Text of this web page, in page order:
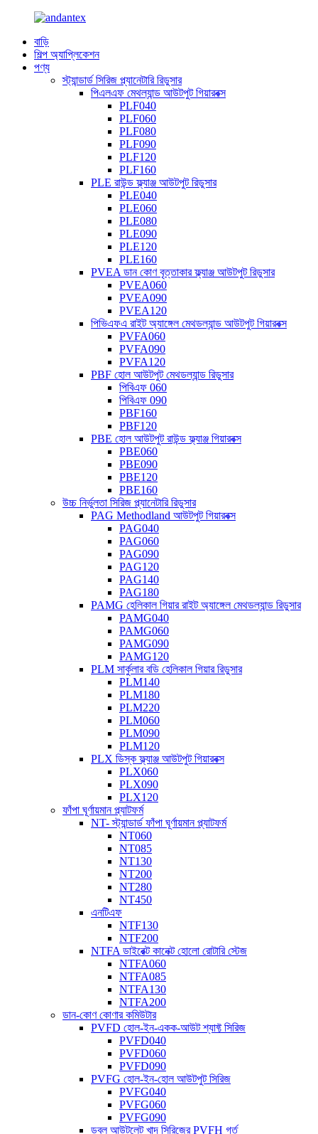
বাড়ি
শিল্প অ্যাপ্লিকেশন
পণ্য
স্ট্যান্ডার্ড সিরিজ প্ল্যানেটারি রিডুসার
পিএলএফ মেথল্যান্ড আউটপুট গিয়ারবক্স
PLF040
PLF060
PLF080
PLF090
PLF120
PLF160
PLE রাউন্ড ফ্ল্যাঞ্জ আউটপুট রিডুসার
PLE040
PLE060
PLE080
PLE090
PLE120
PLE160
PVEA ডান কোণ বৃত্তাকার ফ্ল্যাঞ্জ আউটপুট রিডুসার
PVEA060
PVEA090
PVEA120
পিভিএফএ রাইট অ্যাঙ্গেল মেথডল্যান্ড আউটপুট গিয়ারবক্স
PVFA060
PVFA090
PVFA120
PBF হোল আউটপুট মেথডল্যান্ড রিডুসার
পিবিএফ 060
পিবিএফ 090
PBF160
PBF120
PBE হোল আউটপুট রাউন্ড ফ্ল্যাঞ্জ গিয়ারবক্স
PBE060
PBE090
PBE120
PBE160
উচ্চ নির্ভুলতা সিরিজ প্ল্যানেটারি রিডুসার
PAG Methodland আউটপুট গিয়ারবক্স
PAG040
PAG060
PAG090
PAG120
PAG140
PAG180
PAMG হেলিকাল গিয়ার রাইট অ্যাঙ্গেল মেথডল্যান্ড রিডুসার
PAMG040
PAMG060
PAMG090
PAMG120
PLM সার্কুলার বডি হেলিকাল গিয়ার রিডুসার
PLM140
PLM180
PLM220
PLM060
PLM090
PLM120
PLX ডিস্ক ফ্ল্যাঞ্জ আউটপুট গিয়ারবক্স
PLX060
PLX090
PLX120
ফাঁপা ঘূর্ণায়মান প্ল্যাটফর্ম
NT- স্ট্যান্ডার্ড ফাঁপা ঘূর্ণায়মান প্ল্যাটফর্ম
NT060
NT085
NT130
NT200
NT280
NT450
এনটিএফ
NTF130
NTF200
NTFA ডাইরেক্ট কানেক্ট হোলো রোটারি স্টেজ
NTFA060
NTFA085
NTFA130
NTFA200
ডান-কোণ কোণার কমিউটার
PVFD হোল-ইন-একক-আউট শ্যাফ্ট সিরিজ
PVFD040
PVFD060
PVFD090
PVFG হোল-ইন-হোল আউটপুট সিরিজ
PVFG040
PVFG060
PVFG090
ডবল আউটলেট খাদ সিরিজের PVFH গর্ত